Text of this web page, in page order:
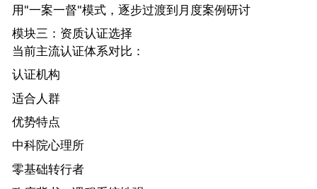
用"一案一督"模式，逐步过渡到月度案例研讨
模块三：资质认证选择
当前主流认证体系对比：
认证机构
适合人群
优势特点
中科院心理所
零基础转行者